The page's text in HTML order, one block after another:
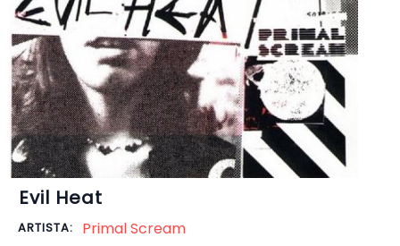
Evil Heat
ARTISTA: Primal Scream